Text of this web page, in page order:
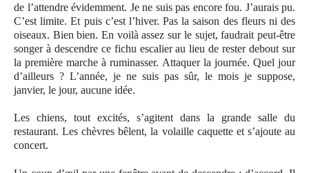
de l’attendre évidemment. Je ne suis pas encore fou. J’aurais pu.
C’est limite. Et puis c’est l’hiver. Pas la saison des fleurs ni des
oiseaux. Bien bien. En voilà assez sur le sujet, faudrait peut-être
songer à descendre ce fichu escalier au lieu de rester debout sur
la première marche à ruminasser. Attaquer la journée. Quel jour
d’ailleurs ? L’année, je ne suis pas sûr, le mois je suppose,
janvier, le jour, aucune idée.
Les chiens, tout excités, s’agitent dans la grande salle du
restaurant. Les chèvres bêlent, la volaille caquette et s’ajoute au
concert.